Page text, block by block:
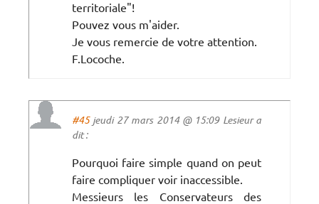
territoriale"!
Pouvez vous m'aider.
Je vous remercie de votre attention.
F.Locoche.
#45jeudi 27 mars 2014 @ 15:09 Lesieur a
dit :
Pourquoi faire simple quand on peut
faire compliquer voir inaccessible.
Messieurs les Conservateurs des